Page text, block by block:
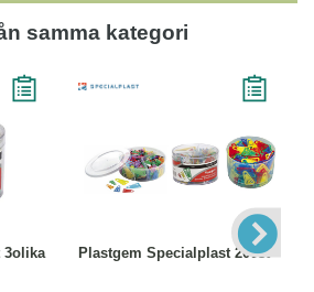
samma kategori
3olika
Plastgem Specialplast 200st